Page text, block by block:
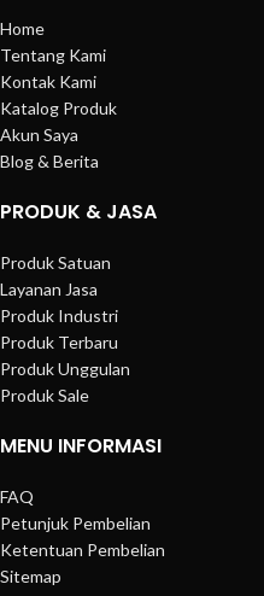
Home
Tentang Kami
Kontak Kami
Katalog Produk
Akun Saya
Blog & Berita
PRODUK & JASA
Produk Satuan
Layanan Jasa
Produk Industri
Produk Terbaru
Produk Unggulan
Produk Sale
MENU INFORMASI
FAQ
Petunjuk Pembelian
Ketentuan Pembelian
Sitemap